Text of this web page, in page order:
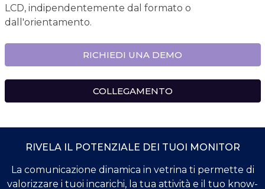
LCD, indipendentemente dal formato o
dall'orientamento.
RICHIEDI UNA DEMO
COLLEGAMENTO
RIVELA IL POTENZIALE DEI TUOI MONITOR
La comunicazione dinamica in vetrina ti permette di
valorizzare i tuoi incarichi, la tua attività e il tuo know-